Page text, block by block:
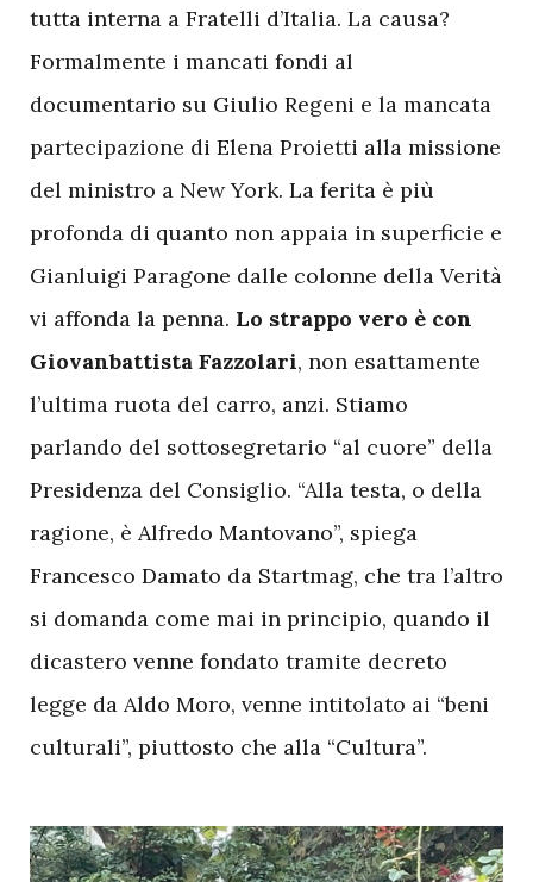
tutta interna a Fratelli d’Italia. La causa?
Formalmente i mancati fondi al
documentario su Giulio Regeni e la mancata
partecipazione di Elena Proietti alla missione
del ministro a New York. La ferita è più
profonda di quanto non appaia in superficie e
Gianluigi Paragone dalle colonne della Verità
vi affonda la penna. Lo strappo vero è con
Giovanbattista Fazzolari, non esattamente
l’ultima ruota del carro, anzi. Stiamo
parlando del sottosegretario “al cuore” della
Presidenza del Consiglio. “Alla testa, o della
ragione, è Alfredo Mantovano”, spiega
Francesco Damato da Startmag, che tra l’altro
si domanda come mai in principio, quando il
dicastero venne fondato tramite decreto
legge da Aldo Moro, venne intitolato ai “beni
culturali”, piuttosto che alla “Cultura”.